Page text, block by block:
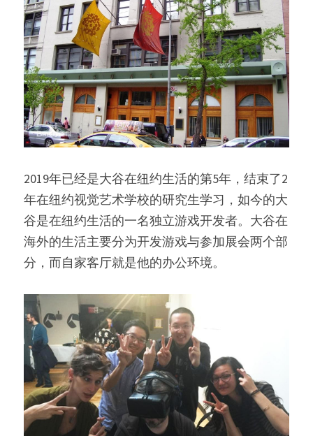
2019年已经是大谷在纽约生活的第5年，结束了2
年在纽约视觉艺术学校的研究生学习，如今的大
谷是在纽约生活的一名独立游戏开发者。大谷在
海外的生活主要分为开发游戏与参加展会两个部
分，而自家客厅就是他的办公环境。